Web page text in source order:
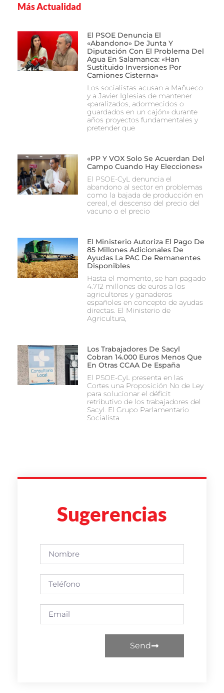
Más Actualidad
El PSOE Denuncia El
«abandono» De Junta Y
Diputación Con El Problema Del
Agua En Salamanca: «Han
Sustituido Inversiones Por
Camiones Cisterna»
Los socialistas acusan a Mañueco
y a Javier Iglesias de mantener
«paralizados, adormecidos o
guardados en un cajón» durante
años proyectos fundamentales y
pretender que
«PP Y VOX Solo Se Acuerdan Del
Campo Cuando Hay Elecciones»
El PSOE-CyL denuncia el
abandono al sector en problemas
como la bajada de producción en
cereal, el descenso del precio del
vacuno o el precio
El Ministerio Autoriza El Pago De
85 Millones Adicionales De
Ayudas La PAC De Remanentes
Disponibles
Hasta el momento, se han pagado
4.712 millones de euros a los
agricultores y ganaderos
españoles en concepto de ayudas
directas. El Ministerio de
Agricultura,
Los Trabajadores De Sacyl
Cobran 14.000 Euros Menos Que
En Otras CCAA De España
El PSOE-CyL presenta en las
Cortes una Proposición No de Ley
para solucionar el déficit
retributivo de los trabajadores del
Sacyl. El Grupo Parlamentario
Socialista
Sugerencias
Send